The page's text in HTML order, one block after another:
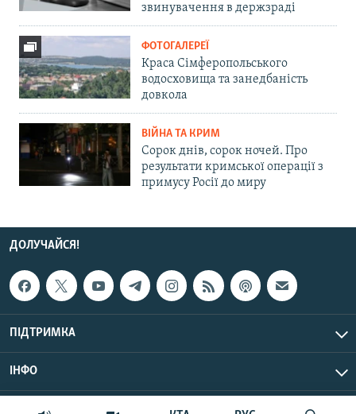
звинувачення в держзраді
ФОТОГАЛЕРЕЇ
Краса Сімферопольського
водосховища та занедбаність
довкола
ВІЙНА ТА КРИМ
Сорок днів, сорок ночей. Про
результати кримської операції з
примусу Росії до миру
ДОЛУЧАЙСЯ!
ПІДТРИМКА
ІНФО